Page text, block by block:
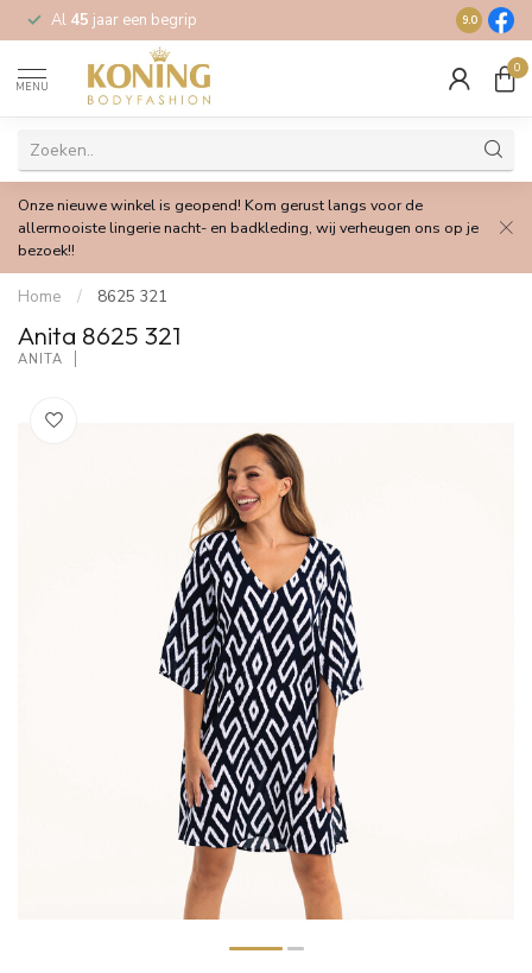
Al 45 jaar een begrip Gratis
9.0
MENU
0
Onze nieuwe winkel is geopend! Kom gerust langs voor de
allermooiste lingerie nacht- en badkleding, wij verheugen ons op je
bezoek!!
Home / 8625 321
Anita 8625 321
ANITA